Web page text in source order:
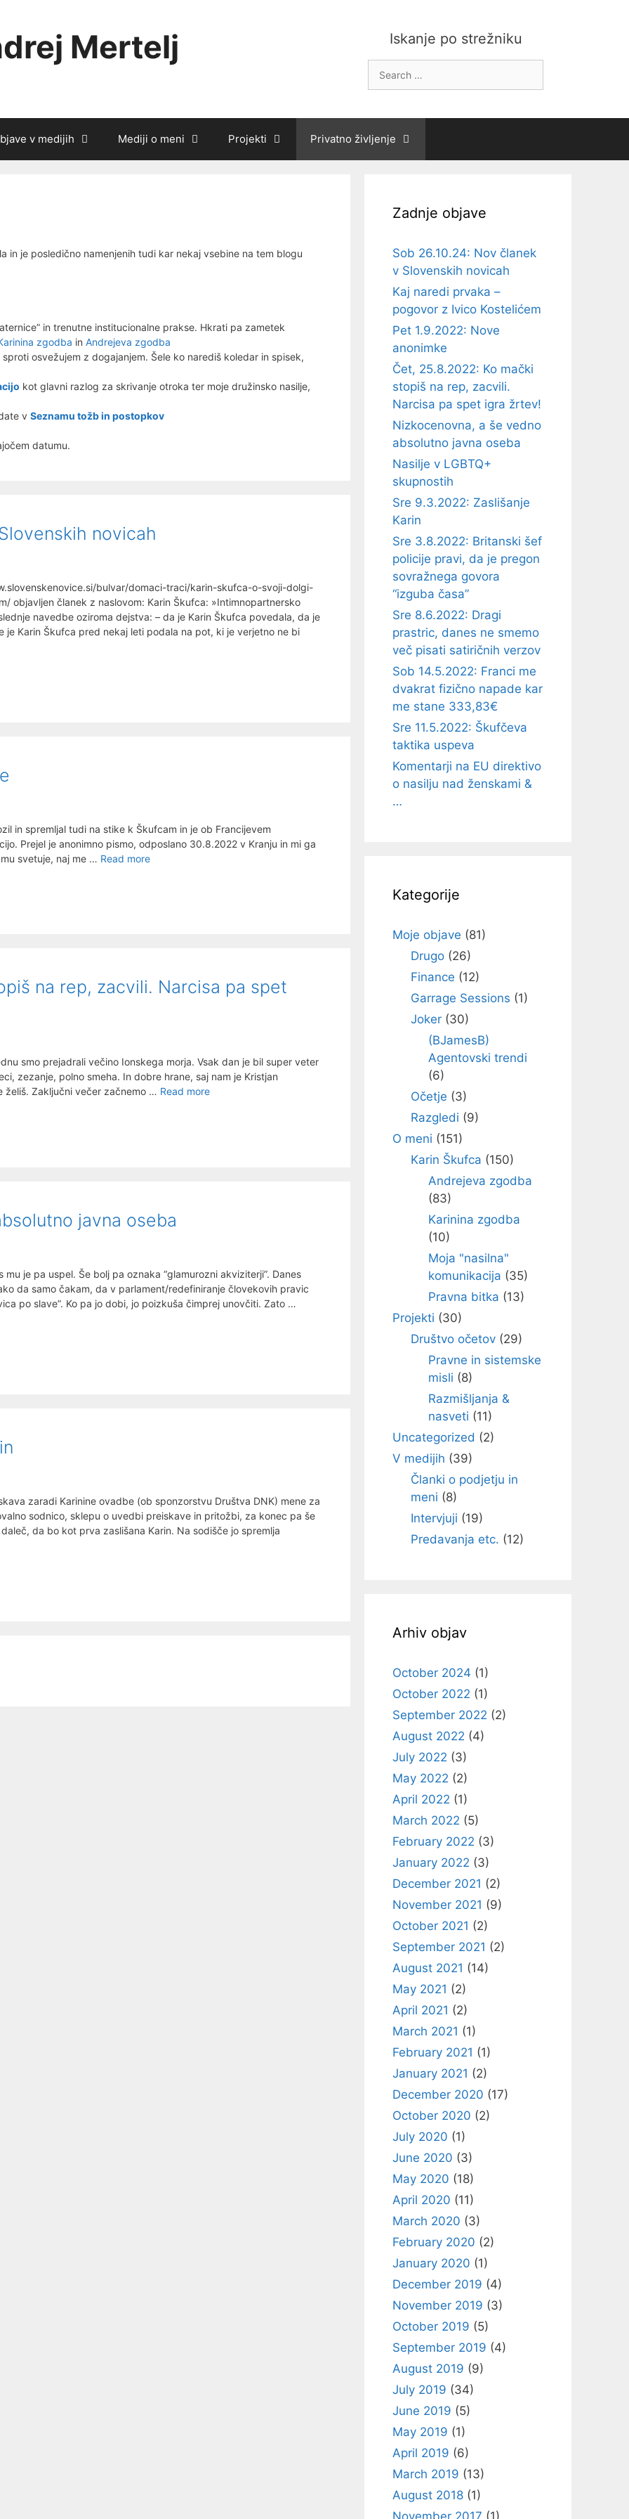
Iskanje po strežniku
for:
Mertelj
v medijih Mediji o meni Projekti Privatno življenje
in je posledično namenjenih tudi kar nekaj vsebine na tem blogu
in trenutne institucionalne prakse. Hkrati pa zametek
zgodba in Andrejeva zgodba
sproti osvežujem z dogajanjem. Šele ko narediš koledar in spisek,
kot glavni razlog za skrivanje otroka ter moje družinsko nasilje,
v Seznamu tožb in postopkov
datumu.
novicah
bulvar/domaci-traci/karin-skufca-o-svoji-dolgi-
objavljen članek z naslovom: Karin Škufca: »Intimnopartnersko
navedbe oziroma dejstva: – da je Karin Škufca povedala, da je
Karin Škufca pred nekaj leti podala na pot, ki je verjetno ne bi
in spremljal tudi na stike k Škufcam in je ob Francijevem
Prejel je anonimno pismo, odposlano 30.8.2022 v Kranju in mi ga
svetuje, naj me … Read morePet
na rep, zacvili. Narcisa pa spet
smo prejadrali večino Ionskega morja. Vsak dan je bil super veter
zezanje, polno smeha. In dobre hrane, saj nam je Kristjan
želiš. Zaključni večer začnemo … Read moreČet,
žrtev!
javna oseba
je pa uspel. Še bolj pa oznaka “glamurozni akviziterji”. Danes
da samo čakam, da v parlament/redefiniranje človekovih pravic
po slave”. Ko pa jo dobi, jo poizkuša čimprej unovčiti. Zato …
zaradi Karinine ovadbe (ob sponzorstvu Društva DNK) mene za
sodnico, sklepu o uvedbi preiskave in pritožbi, za konec pa še
da bo kot prva zaslišana Karin. Na sodišče jo spremlja
Zadnje objave
Sob 26.10.24: Nov članek
v Slovenskih novicah
Kaj naredi prvaka –
pogovor z Ivico Kostelićem
Pet 1.9.2022: Nove
anonimke
Čet, 25.8.2022: Ko mački
stopiš na rep, zacvili.
Narcisa pa spet igra žrtev!
Nizkocenovna, a še vedno
absolutno javna oseba
Nasilje v LGBTQ+
skupnostih
Sre 9.3.2022: Zaslišanje
Karin
Sre 3.8.2022: Britanski šef
policije pravi, da je pregon
sovražnega govora
“izguba časa”
Sre 8.6.2022: Dragi
prastric, danes ne smemo
več pisati satiričnih verzov
Sob 14.5.2022: Franci me
dvakrat fizično napade kar
me stane 333,83€
Sre 11.5.2022: Škufčeva
taktika uspeva
Komentarji na EU direktivo
o nasilju nad ženskami &
…
Kategorije
Moje objave (81)
Drugo(26)
Finance (12)
Garrage Sessions (1)
Joker(30)
(BJamesB)
Agentovski trendi
(6)
Očetje (3)
Razgledi (9)
O meni (151)
Karin Škufca (150)
Andrejeva zgodba
(83)
Karinina zgodba
(10)
Moja "nasilna"
komunikacija (35)
Pravna bitka (13)
Projekti (30)
Društvo očetov(29)
Pravne in sistemske
misli (8)
Razmišljanja &
nasveti (11)
Uncategorized (2)
V medijih (39)
Članki o podjetju in
meni (8)
Intervjuji (19)
Predavanja etc. (12)
Arhiv objav
October 2024 (1)
October 2022 (1)
September 2022 (2)
August 2022 (4)
July 2022 (3)
May 2022 (2)
April 2022 (1)
March 2022 (5)
February 2022 (3)
January 2022 (3)
December 2021 (2)
November 2021 (9)
October 2021 (2)
September 2021 (2)
August 2021 (14)
May 2021 (2)
April 2021 (2)
March 2021 (1)
February 2021 (1)
January 2021 (2)
December 2020 (17)
October 2020 (2)
July 2020 (1)
June 2020 (3)
May 2020 (18)
April 2020 (11)
March 2020 (3)
February 2020 (2)
January 2020 (1)
December 2019 (4)
November 2019 (3)
October 2019 (5)
September 2019 (4)
August 2019 (9)
July 2019 (34)
June 2019 (5)
May 2019 (1)
April 2019 (6)
March 2019 (13)
August 2018 (1)
November 2017 (1)